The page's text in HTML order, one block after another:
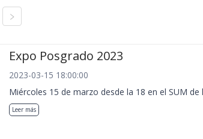
Expo Posgrado 2023
2023-03-15 18:00:00
Miércoles 15 de marzo desde la 18 en el SUM de
Leer más